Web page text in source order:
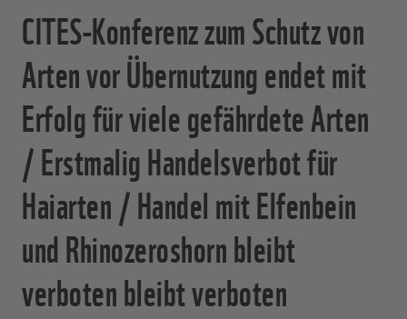
CITES-Konferenz zum Schutz von
Arten vor Übernutzung endet mit
Erfolg für viele gefährdete Arten
/ Erstmalig Handelsverbot für
Haiarten / Handel mit Elfenbein
und Rhinozeroshorn bleibt
verboten bleibt verboten